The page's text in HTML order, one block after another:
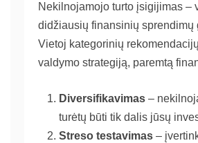
Nekilnojamojo turto įsigijimas –
didžiausių finansinių sprendimų
Vietoj kategorinių
valdymo strategiją, paremtą
Diversifikavimas –
turėtų būti tik dalis jūsų
Streso testavimas –